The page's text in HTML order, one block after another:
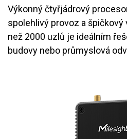
Výkonný čtyřjádrový
spolehlivý provoz a špičkový
než 2000 uzlů je ideálním
budovy nebo průmyslová